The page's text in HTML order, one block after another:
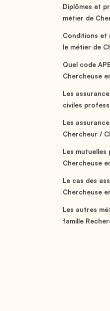
Diplômes et
métier de
Conditions et
le métier de
Quel code
Chercheuse
Les
civiles
Les
Chercheur /
Les
Chercheuse
Le cas des
Chercheuse
Les autres
famille